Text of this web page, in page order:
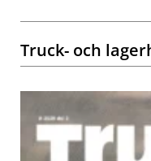
Truck- och